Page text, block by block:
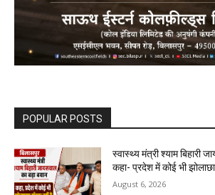
POPULAR POSTS
स्वास्थ्य मंत्री श्याम बिहारी
कहा- प्रदेश में कोई भी
August 6, 2026